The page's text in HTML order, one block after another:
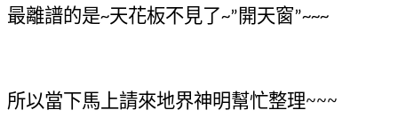
最離譜的是~天花板不見了~”開天窗”~~~
所以當下馬上請來地界神明幫忙整理~~~